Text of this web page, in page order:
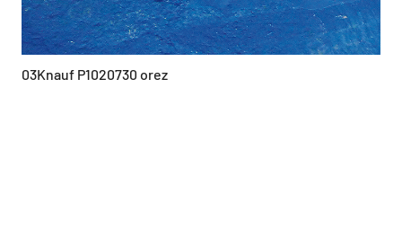
03Knauf P1020730 orez